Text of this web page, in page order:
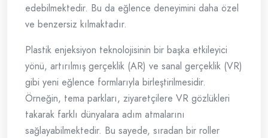
edebilmektedir. Bu da eğlence deneyimini daha özel
ve benzersiz kılmaktadır.
Plastik enjeksiyon teknolojisinin bir başka etkileyici
yönü, artırılmış gerçeklik (AR) ve sanal gerçeklik (VR)
gibi yeni eğlence formlarıyla birleştirilmesidir.
Örneğin, tema parkları, ziyaretçilere VR gözlükleri
takarak farklı dünyalara adım atmalarını
sağlayabilmektedir. Bu sayede, sıradan bir roller